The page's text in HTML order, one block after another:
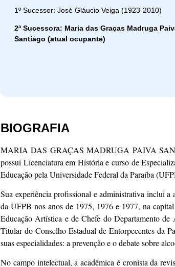
1º Sucessor: José Gláucio Veiga (1923-2010)
2ª Sucessora: Maria das Graças Madruga
Santiago (atual ocupante)
BIOGRAFIA
MARIA DAS GRAÇAS MADRUGA PAIVA
possui Licenciatura em História e curso de
Educação pela Universidade Federal da Paraíba
Sua experiência profissional e administrativa inclui
da UFPB nos anos de 1975, 1976 e 1977, na
Educação Artística e de Chefe do Departamento
Titular do Conselho Estadual de Entorpecentes da
suas especialidades: a prevenção e o debate sobre
No campo intelectual, a acadêmica é cronista da